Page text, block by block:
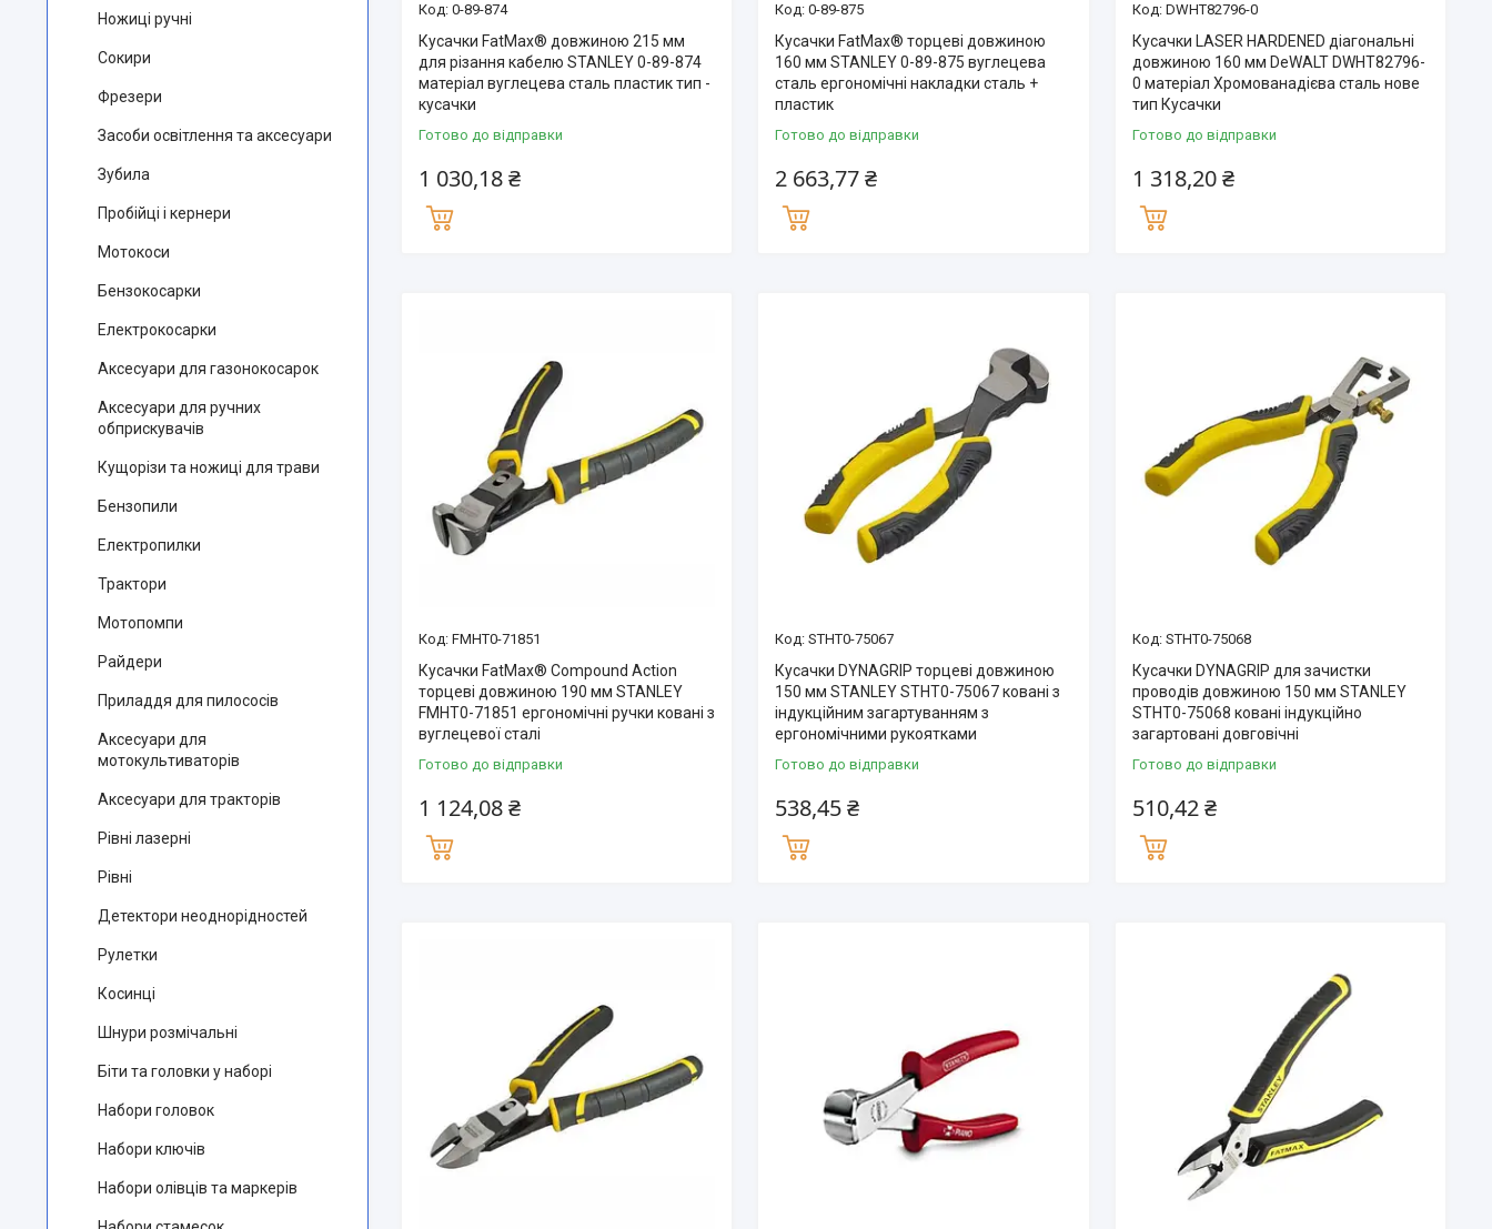
0-89-874
Кусачки FatMax® довжиною 215 мм
для різання кабелю STANLEY 0-89-874
матеріал вуглецева сталь пластик тип -
кусачки
Готово до відправки
1 030,18 ₴
0-89-875
Кусачки FatMax® торцеві довжиною
160 мм STANLEY 0-89-875 вуглецева
сталь ергономічні накладки сталь +
пластик
Готово до відправки
2 663,77 ₴
DWHT82796-0
Кусачки LASER HARDENED діагональні
довжиною 160 мм DeWALT DWHT82796-
0 матеріал Хромованадієва сталь нове
тип Кусачки
Готово до відправки
1 318,20 ₴
FMHT0-71851
Кусачки FatMax® Compound Action
торцеві довжиною 190 мм STANLEY
FMHT0-71851 ергономічні ручки ковані з
вуглецевої сталі
Готово до відправки
1 124,08 ₴
STHT0-75067
Кусачки DYNAGRIP торцеві довжиною
150 мм STANLEY STHT0-75067 ковані з
індукційним загартуванням з
ергономічними рукоятками
Готово до відправки
538,45 ₴
STHT0-75068
Кусачки DYNAGRIP для зачистки
проводів довжиною 150 мм STANLEY
STHT0-75068 ковані індукційно
загартовані довговічні
Готово до відправки
510,42 ₴
Ножиці ручні
Сокири
Фрезери
Засоби освітлення та аксесуари
Зубила
Пробійці і кернери
Мотокоси
Бензокосарки
Електрокосарки
Аксесуари для газонокосарок
Аксесуари для ручних
обприскувачів
Кущорізи та ножиці для трави
Бензопили
Електропилки
Трактори
Мотопомпи
Райдери
Приладдя для пилососів
Аксесуари для
мотокультиваторів
Аксесуари для тракторів
Рівні лазерні
Рівні
Детектори неоднорідностей
Рулетки
Косинці
Шнури розмічальні
Біти та головки у наборі
Набори головок
Набори ключів
Набори олівців та маркерів